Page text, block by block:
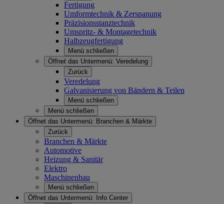
Fertigung
Umformtechnik & Zerspanung
Präzisionsstanztechnik
Umspritz- & Montagetechnik
Halbzeugfertigung
Menü schließen
Öffnet das Untermenü: Veredelung
Zurück
Veredelung
Galvanisierung von Bändern & Teilen
Menü schließen
Menü schließen
Öffnet das Untermenü: Branchen & Märkte
Zurück
Branchen & Märkte
Automotive
Heizung & Sanitär
Elektro
Maschinenbau
Menü schließen
Öffnet das Untermenü:
Info Center